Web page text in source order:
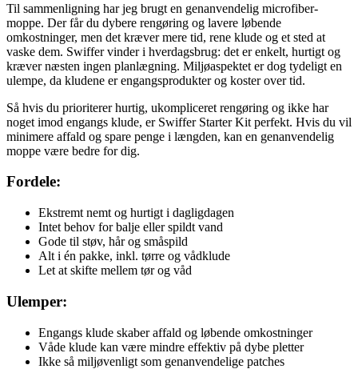
Til sammenligning har jeg brugt en genanvendelig microfiber-
moppe. Der får du dybere rengøring og lavere løbende
omkostninger, men det kræver mere tid, rene klude og et sted at
vaske dem. Swiffer vinder i hverdagsbrug: det er enkelt, hurtigt og
kræver næsten ingen planlægning. Miljøaspektet er dog tydeligt en
ulempe, da kludene er engangsprodukter og koster over tid.
Så hvis du prioriterer hurtig, ukompliceret rengøring og ikke har
noget imod engangs klude, er Swiffer Starter Kit perfekt. Hvis du vil
minimere affald og spare penge i længden, kan en genanvendelig
moppe være bedre for dig.
Fordele:
Ekstremt nemt og hurtigt i dagligdagen
Intet behov for balje eller spildt vand
Gode til støv, hår og småspild
Alt i én pakke, inkl. tørre og vådklude
Let at skifte mellem tør og våd
Ulemper:
Engangs klude skaber affald og løbende omkostninger
Våde klude kan være mindre effektiv på dybe pletter
Ikke så miljøvenligt som genanvendelige patches